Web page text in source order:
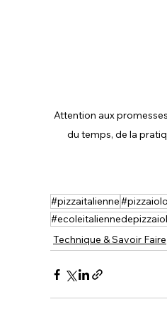
Attention aux
du temps, de la
#pizzaitalienne#pizzaiolo
Technique & Savoir Faire